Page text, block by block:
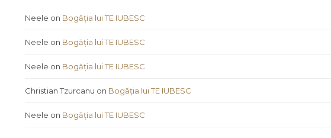
Neele on Bogăția lui TE IUBESC
Neele on Bogăția lui TE IUBESC
Neele on Bogăția lui TE IUBESC
Christian Tzurcanu on Bogăția lui TE IUBESC
Neele on Bogăția lui TE IUBESC